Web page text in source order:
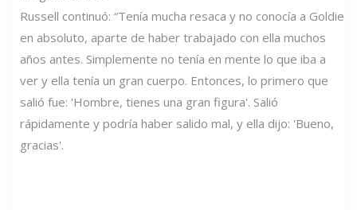
Russell continuó: “Tenía mucha resaca y no conocía a Goldie
en absoluto, aparte de haber trabajado con ella muchos
años antes. Simplemente no tenía en mente lo que iba a
ver y ella tenía un gran cuerpo. Entonces, lo primero que
salió fue: 'Hombre, tienes una gran figura'. Salió
rápidamente y podría haber salido mal, y ella dijo: 'Bueno,
gracias'.